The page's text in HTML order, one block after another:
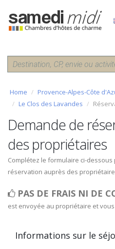
Home Provence-Alpes-Côte
Le Clos des Lavandes
Demande de
des propriétaires
Complétez le formulaire ci-
réservation auprès des
PAS DE FRAIS NI DE
est envoyée au propriétaire et
Informations sur le